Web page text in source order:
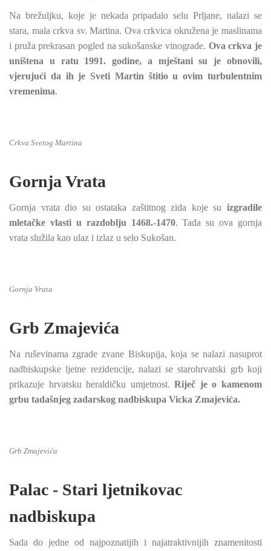
Na brežuljku, koje je nekada pripadalo selu Prljane, nalazi se
stara, mala crkva sv. Martina. Ova crkvica okružena je maslinama
i pruža prekrasan pogled na sukošanske vinograde. Ova crkva je
uništena u ratu 1991. godine, a mještani su je obnovili,
vjerujući da ih je Sveti Martin štitio u ovim turbulentnim
vremenima.
Crkva Svetog Martina
Gornja Vrata
Gornja vrata dio su ostataka zaštitnog zida koje su izgradile
mletačke vlasti u razdoblju 1468.-1470. Tada su ova gornja
vrata služila kao ulaz i izlaz u selo Sukošan.
Gornja Vrata
Grb Zmajevića
Na ruševinama zgrade zvane Biskupija, koja se nalazi nasuprot
nadbiskupske ljetne rezidencije, nalazi se starohrvatski grb koji
prikazuje hrvatsku heraldičku umjetnost.Riječ je o kamenom
grbu tadašnjeg zadarskog nadbiskupa Vicka Zmajevića.
Grb Zmajevića
Palac - Stari ljetnikovac
nadbiskupa
Sada do jedne od najpoznatijih i najatraktivnijih znamenitosti